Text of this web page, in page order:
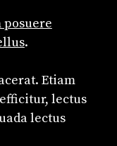
posuere
.
Etiam
lectus
lectus